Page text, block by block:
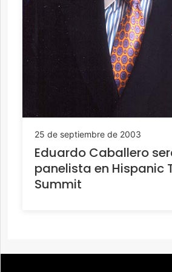
25 de septiembre de 2003
Eduardo Caballero
panelista en Hispanic
Summit